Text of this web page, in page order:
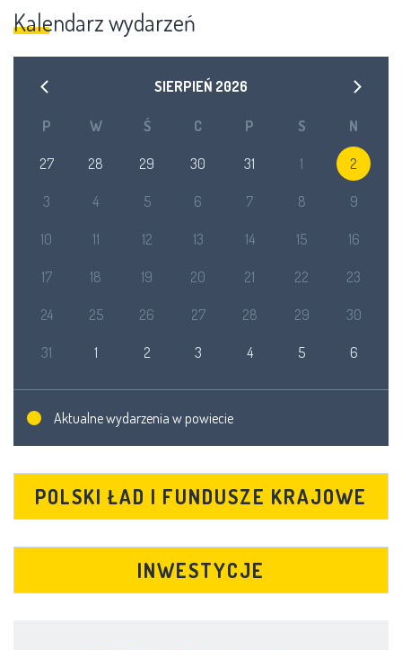
Kalendarz wydarzeń
SIERPIEŃ 2026
P W Ś C P S N
27 28 29 30 31 1 2
3 4 5 6 7 8 9
10 11 12 13 14 15 16
17 18 19 20 21 22 23
24 25 26 27 28 29 30
31 1 2 3 4 5 6
Aktualne wydarzenia w powiecie
POLSKI ŁAD I FUNDUSZE KRAJOWE
INWESTYCJE